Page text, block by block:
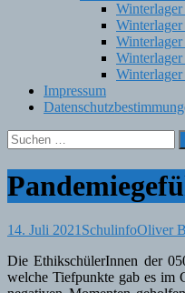
Winterlager
Winterlager
Impressum
Suchen
nach:
14. Juli 2021 SchulinfoOliver
Die EthikschülerInnen der
welche Tiefpunkte gab es im